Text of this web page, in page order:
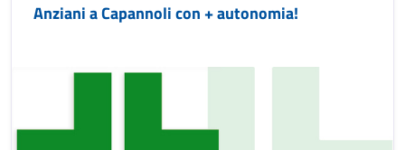
Anziani a Capannoli con + autonomia!